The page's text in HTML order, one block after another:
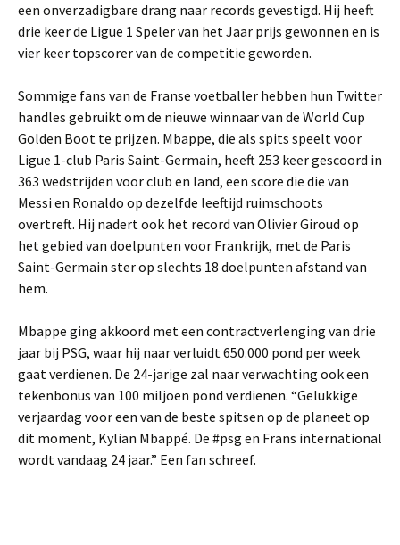
een onverzadigbare drang naar records gevestigd. Hij heeft
drie keer de Ligue 1 Speler van het Jaar prijs gewonnen en is
vier keer topscorer van de competitie geworden.
Sommige fans van de Franse voetballer hebben hun Twitter
handles gebruikt om de nieuwe winnaar van de World Cup
Golden Boot te prijzen. Mbappe, die als spits speelt voor
Ligue 1-club Paris Saint-Germain, heeft 253 keer gescoord in
363 wedstrijden voor club en land, een score die die van
Messi en Ronaldo op dezelfde leeftijd ruimschoots
overtreft. Hij nadert ook het record van Olivier Giroud op
het gebied van doelpunten voor Frankrijk, met de Paris
Saint-Germain ster op slechts 18 doelpunten afstand van
hem.
Mbappe ging akkoord met een contractverlenging van drie
jaar bij PSG, waar hij naar verluidt 650.000 pond per week
gaat verdienen. De 24-jarige zal naar verwachting ook een
tekenbonus van 100 miljoen pond verdienen. “Gelukkige
verjaardag voor een van de beste spitsen op de planeet op
dit moment, Kylian Mbappé. De #psg en Frans international
wordt vandaag 24 jaar.” Een fan schreef.